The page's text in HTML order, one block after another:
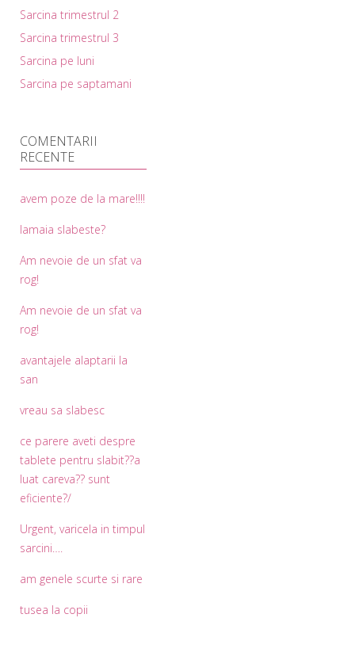
Sarcina trimestrul 2
Sarcina trimestrul 3
Sarcina pe luni
Sarcina pe saptamani
COMENTARII
RECENTE
avem poze de la mare!!!!
lamaia slabeste?
Am nevoie de un sfat va
rog!
Am nevoie de un sfat va
rog!
avantajele alaptarii la
san
vreau sa slabesc
ce parere aveti despre
tablete pentru slabit??a
luat careva?? sunt
eficiente?/
Urgent, varicela in timpul
sarcini….
am genele scurte si rare
tusea la copii